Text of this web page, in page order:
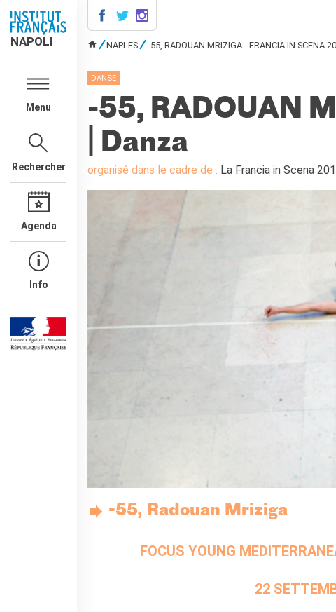
NAPOLI
Menu
Rechercher
Agenda
Info
NAPOLI
CONTACTS
DIPLÔMES DELF DALF
MÉDIATHÈQUE
Présentation
Culturethèque, bibliothèque
ÉCOLE & UNIVERSITÉ
L'équipe
Certificazione ISO UNI EN
NAPLES -55, RADOUAN MRIZIGA - FRANCIA IN SCENA
DANSE
-55, RADOUAN
| Danza
organisé dans le cadre de : La Francia in Scena
-55, Radouan Mriziga
FOCUS YOUNG
22